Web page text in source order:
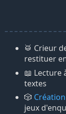
🥁 Crieur
restituer
📖 Lecture
textes
🎲
jeux